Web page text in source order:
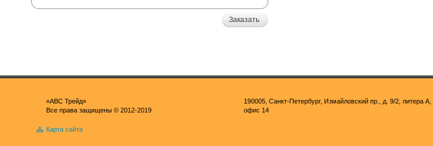
Заказать
«ABC Трейд»
Все права защищены © 2012-2019
Карта сайта
190005, Санкт-Петербург, Измайловский пр., д. 9/2, литера А,
офис 14